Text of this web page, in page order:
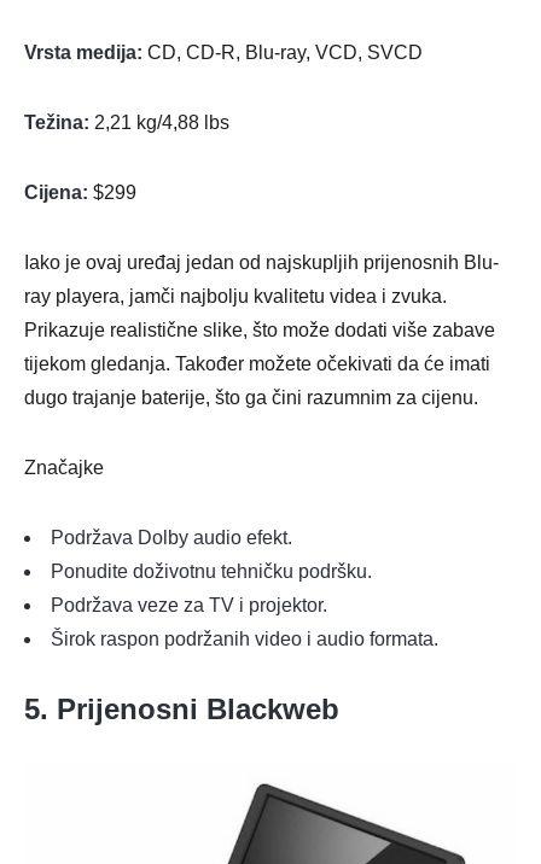
Vrsta medija: CD, CD-R, Blu-ray, VCD, SVCD
Težina: 2,21 kg/4,88 lbs
Cijena: $299
Iako je ovaj uređaj jedan od najskupljih prijenosnih Blu-
ray playera, jamči najbolju kvalitetu videa i zvuka.
Prikazuje realistične slike, što može dodati više zabave
tijekom gledanja. Također možete očekivati da će imati
dugo trajanje baterije, što ga čini razumnim za cijenu.
Značajke
Podržava Dolby audio efekt.
Ponudite doživotnu tehničku podršku.
Podržava veze za TV i projektor.
Širok raspon podržanih video i audio formata.
5. Prijenosni Blackweb